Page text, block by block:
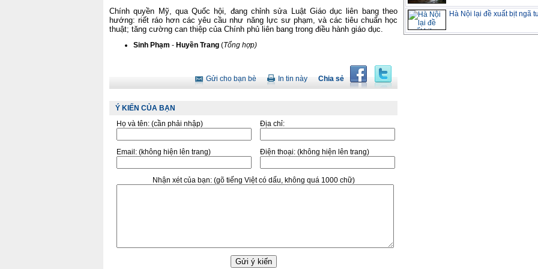
Chính quyền Mỹ, qua Quốc hội, đang chỉnh sửa Luật Giáo dục liên bang theo
hướng: riết ráo hơn các yêu cầu như năng lực sư phạm, và các tiêu chuẩn học
thuật; tăng cường can thiệp của Chính phủ liên bang trong điều hành giáo dục.
Sinh Phạm - Huyền Trang (Tổng hợp)
Chia sẻ
In tin này
Gửi cho bạn bè
Ý KIẾN CỦA BẠN
Họ và tên: (cần phải nhập) Địa chỉ:
Email: (không hiện lên trang) Điện thoại: (không hiện lên trang)
Nhận xét của bạn: (gõ tiếng Việt có dấu, không quá 1000 chữ)
Hà Nội lại đề xuất bịt ngã